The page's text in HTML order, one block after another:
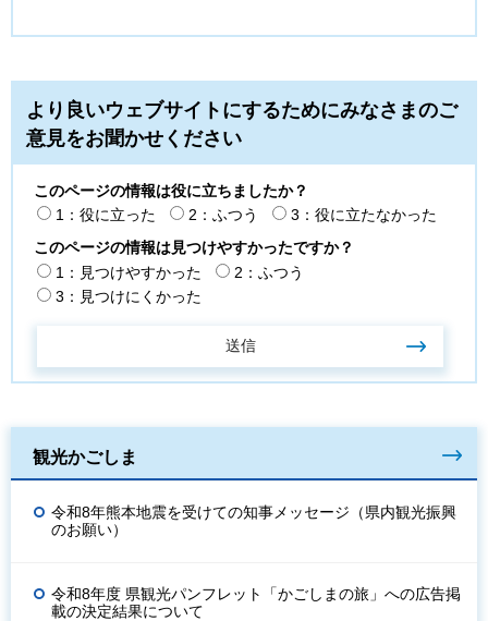
より良いウェブサイトにするためにみなさまのご
意見をお聞かせください
このページの情報は役に立ちましたか？
1：役に立った
2：ふつう
3：役に立たなかった
このページの情報は見つけやすかったですか？
1：見つけやすかった
2：ふつう
3：見つけにくかった
観光かごしま
令和8年熊本地震を受けての知事メッセージ（県内観光振興
のお願い）
令和8年度 県観光パンフレット「かごしまの旅」への広告掲
載の決定結果について